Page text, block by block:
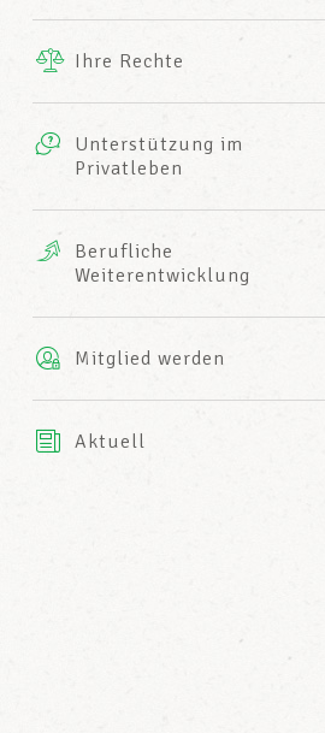
INFO-CENTER
des LCGBs
Ihre Rechte
Unterstützung im
Privatleben
Leistungen
Mutuelle
AXA
Berufliche
Weiterentwicklung
Mitglied werden
Aktuell